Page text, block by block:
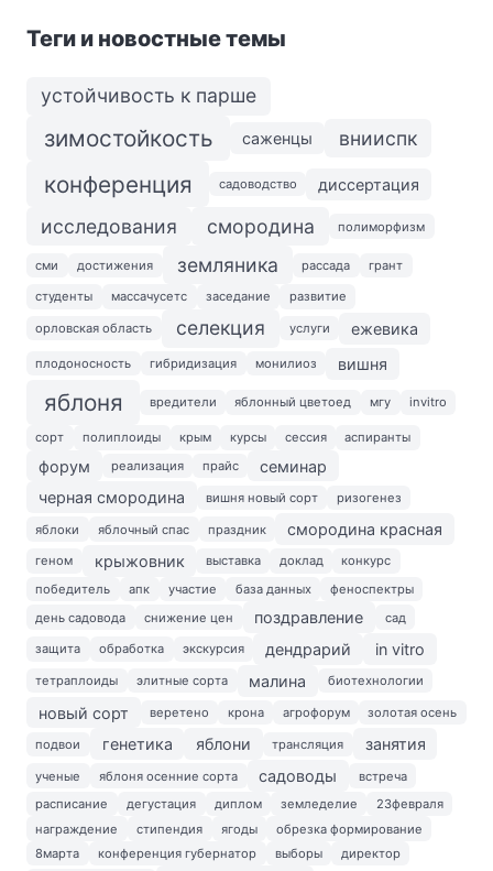
Теги и новостные темы
устойчивость к парше
зимостойкость саженцы внииспк
конференция садоводство диссертация
исследования смородина полиморфизм
сми достижения земляника рассада грант
студенты массачусетс заседание развитие
орловская область селекция услуги ежевика
плодоносность гибридизация монилиоз вишня
яблоня вредители яблонный цветоед мгу invitro
сорт полиплоиды крым курсы сессия аспиранты
форум реализация прайс
семинар
черная смородина
вишня новый сорт ризогенез
яблоки яблочный спас праздник смородина красная
геном крыжовник выставка доклад
конкурс
победитель
апк участие база данных
феноспектры
день садовода
снижение цен поздравление сад
защита обработка экскурсия дендрарий in vitro
тетраплоиды элитные сорта малина биотехнологии
новый сорт веретено крона агрофорум золотая осень
подвои генетика яблони трансляция занятия
ученые яблоня осенние сорта садоводы
встреча
расписание
дегустация диплом земледелие
23февраля
награждение
стипендия ягоды
обрезка формирование
8марта
конференция губернатор выборы
директор